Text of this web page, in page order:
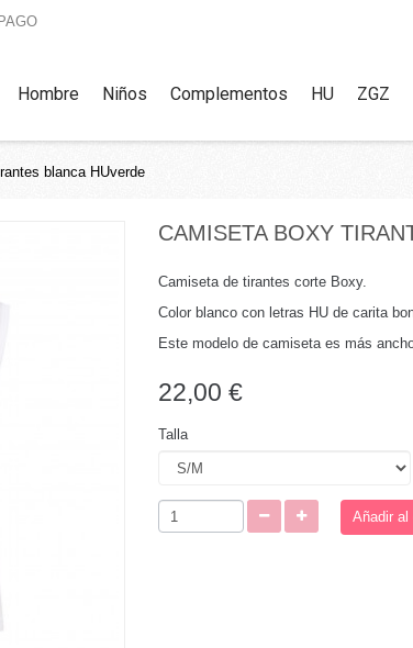
Hombre Niños Complementos HU ZGZ
blanca HUverde
CAMISETA BOXY
Camiseta de tirantes corte Boxy.
Color blanco con letras HU de carita
Este modelo de camiseta es más
22,00 €
Talla
Añadir al